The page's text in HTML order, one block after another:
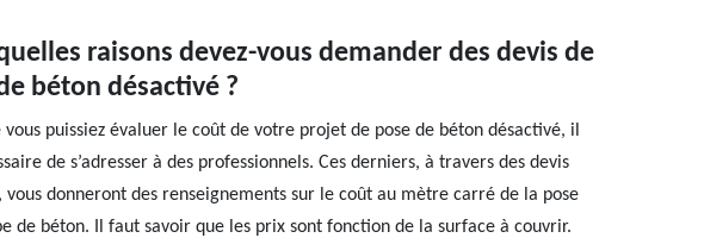
raisons devez-vous demander des devis de
béton désactivé ?
vous puissiez évaluer le coût de votre projet de pose de béton désactivé, il
de s’adresser à des professionnels. Ces derniers, à travers des devis
vous donneront des renseignements sur le coût au mètre carré de la pose
de béton. Il faut savoir que les prix sont fonction de la surface à couvrir.